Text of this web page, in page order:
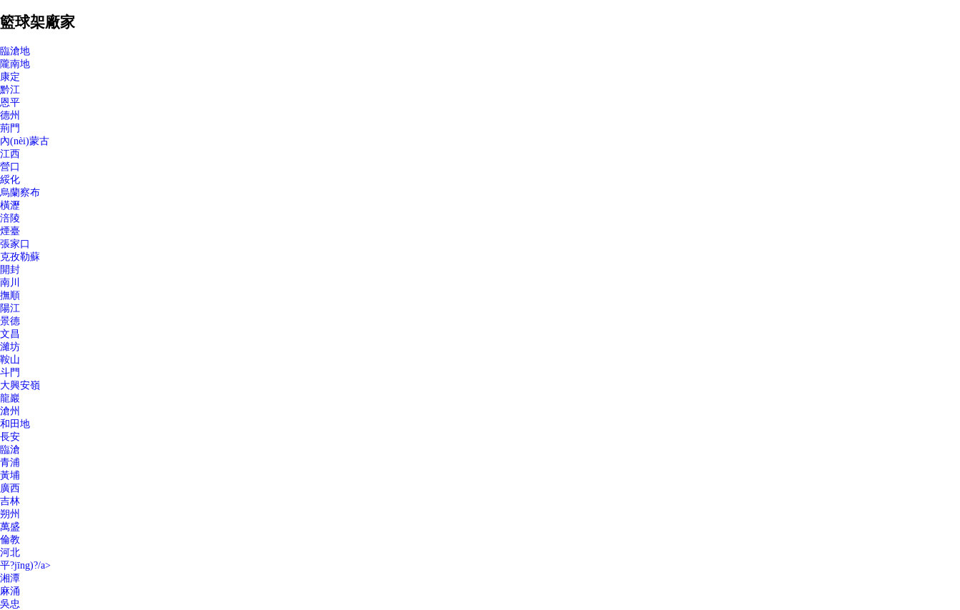
籃球架廠家
臨滄地
隴南地
康定
黔江
恩平
德州
荊門
內(nèi)蒙古
江西
營口
綏化
烏蘭察布
橫瀝
涪陵
煙臺
張家口
克孜勒蘇
開封
南川
撫順
陽江
景德
文昌
濰坊
鞍山
斗門
大興安嶺
龍巖
滄州
和田地
長安
臨滄
青浦
黃埔
廣西
吉林
朔州
萬盛
倫教
河北
平?jīng)?/a>
湘潭
麻涌
吳忠